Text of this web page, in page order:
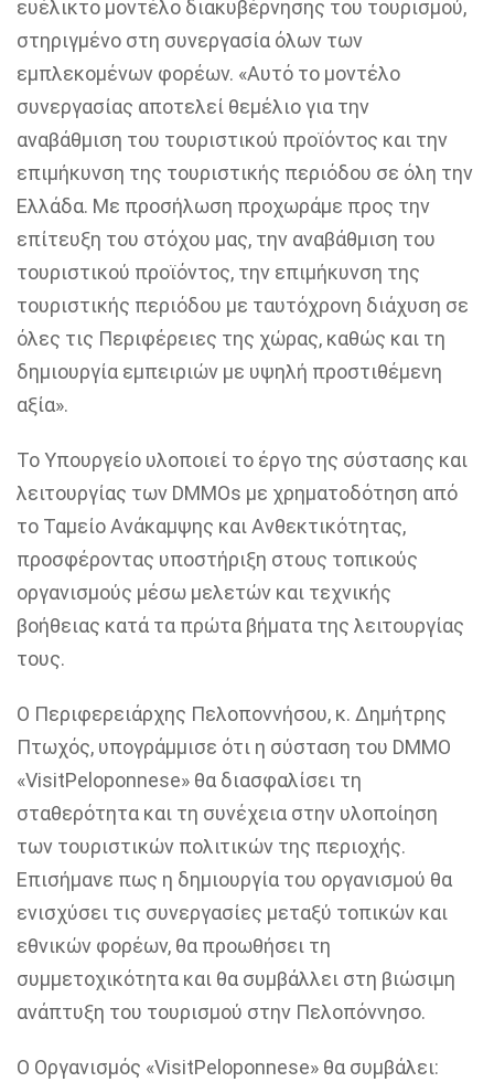
ευέλικτο μοντέλο διακυβέρνησης του τουρισμού,
στηριγμένο στη συνεργασία όλων των
εμπλεκομένων φορέων. «Αυτό το μοντέλο
συνεργασίας αποτελεί θεμέλιο για την
αναβάθμιση του τουριστικού προϊόντος και την
επιμήκυνση της τουριστικής περιόδου σε όλη την
Ελλάδα. Με προσήλωση προχωράμε προς την
επίτευξη του στόχου μας, την αναβάθμιση του
τουριστικού προϊόντος, την επιμήκυνση της
τουριστικής περιόδου με ταυτόχρονη διάχυση σε
όλες τις Περιφέρειες της χώρας, καθώς και τη
δημιουργία εμπειριών με υψηλή προστιθέμενη
αξία».
Το Υπουργείο υλοποιεί το έργο της σύστασης και
λειτουργίας των DMMOs με χρηματοδότηση από
το Ταμείο Ανάκαμψης και Ανθεκτικότητας,
προσφέροντας υποστήριξη στους τοπικούς
οργανισμούς μέσω μελετών και τεχνικής
βοήθειας κατά τα πρώτα βήματα της λειτουργίας
τους.
Ο Περιφερειάρχης Πελοποννήσου, κ. Δημήτρης
Πτωχός, υπογράμμισε ότι η σύσταση του DMMO
«VisitPeloponnese» θα διασφαλίσει τη
σταθερότητα και τη συνέχεια στην υλοποίηση
των τουριστικών πολιτικών της περιοχής.
Επισήμανε πως η δημιουργία του οργανισμού θα
ενισχύσει τις συνεργασίες μεταξύ τοπικών και
εθνικών φορέων, θα προωθήσει τη
συμμετοχικότητα και θα συμβάλλει στη βιώσιμη
ανάπτυξη του τουρισμού στην Πελοπόννησο.
Ο Οργανισμός «VisitPeloponnese» θα συμβάλει: